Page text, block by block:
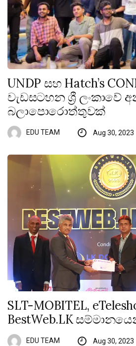
UNDP සහ Hatch’s
වැඩසටහන ශ්‍රී ලංකාවේ
බලාපොරොත්තුවක්
EDU TEAM Aug 30, 2023
SLT-MOBITEL,
BestWeb.LK
EDU TEAM Aug 30, 2023